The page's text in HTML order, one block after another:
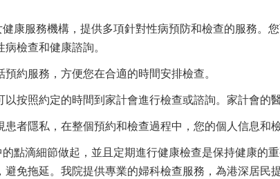
康服務機構，提供多項針對性病預防和檢查的服務。
檢查和健康諮詢。
預約服務，方便您在合適的時間安排檢查。
以按照約定的時間到家計會進行檢查或諮詢。家計會
患者隱私，在整個預約和檢查過程中，您的個人信息和
點滴細節做起，並且定期進行健康檢查是保持健康的
免拖延。我院提供專業的婦科檢查服務，為港深居民